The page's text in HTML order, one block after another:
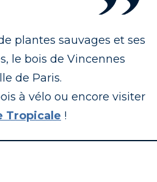
plantes sauvages et ses
le bois de Vincennes
de Paris.
à vélo ou encore visiter
Tropicale !